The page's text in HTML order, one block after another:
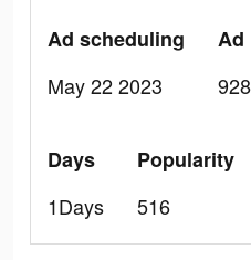
Ad scheduling
May 22 2023
Ad
Days
1Days
Popularity
516